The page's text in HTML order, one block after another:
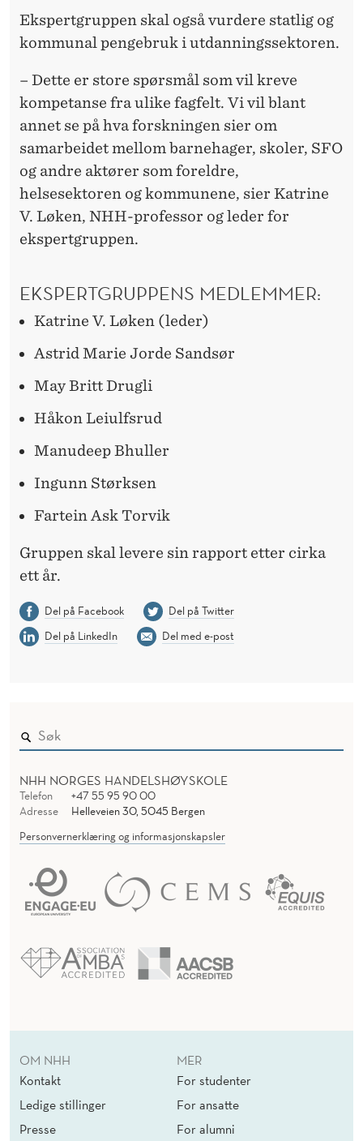
Ekspertgruppen skal også vurdere statlig og
kommunal pengebruk i utdanningssektoren.
– Dette er store spørsmål som vil kreve
kompetanse fra ulike fagfelt. Vi vil blant
annet se på hva forskningen sier om
samarbeidet mellom barnehager, skoler, SFO
og andre aktører som foreldre,
helsesektoren og kommunene, sier Katrine
V. Løken, NHH-professor og leder for
ekspertgruppen.
EKSPERTGRUPPENS MEDLEMMER:
Katrine V. Løken (leder)
Astrid Marie Jorde Sandsør
May Britt Drugli
Håkon Leiulfsrud
Manudeep Bhuller
Ingunn Størksen
Fartein Ask Torvik
Gruppen skal levere sin rapport etter cirka
ett år.
Del på Facebook
Del på Twitter
Del på LinkedIn
Del med e-post
NHH NORGES HANDELSHØYSKOLE
Telefon
+47 55 95 90 00
Adresse
Helleveien 30, 5045 Bergen
Personvernerklæring og informasjonskapsler
OM NHH
Kontakt
Ledige stillinger
Presse
MER
For studenter
For ansatte
For alumni